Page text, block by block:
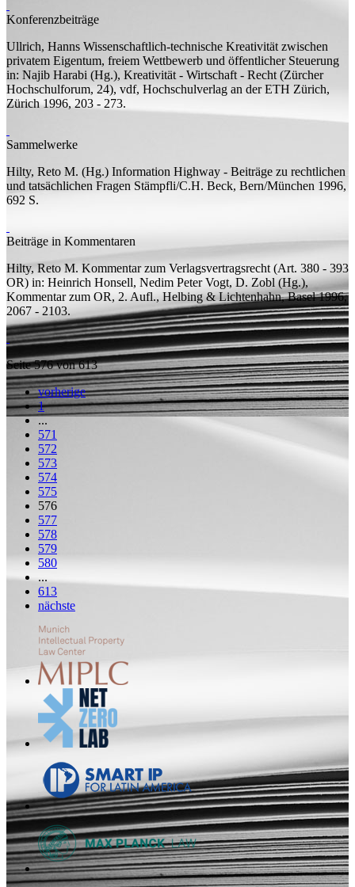
Konferenzbeiträge
Ullrich, Hanns Wissenschaftlich-technische Kreativität zwischen
privatem Eigentum, freiem Wettbewerb und öffentlicher Steuerung
in: Najib Harabi (Hg.), Kreativität - Wirtschaft - Recht (Zürcher
Hochschulforum, 24), vdf, Hochschulverlag an der ETH Zürich,
Zürich 1996, 203 - 273.
Sammelwerke
Hilty, Reto M. (Hg.) Information Highway - Beiträge zu rechtlichen
und tatsächlichen Fragen Stämpfli/C.H. Beck, Bern/München 1996,
692 S.
Beiträge in Kommentaren
Hilty, Reto M. Kommentar zum Verlagsvertragsrecht (Art. 380 - 393
OR) in: Heinrich Honsell, Nedim Peter Vogt, D. Zobl (Hg.),
Kommentar zum OR, 2. Aufl., Helbing & Lichtenhahn, Basel 1996,
2067 - 2103.
Seite 576 von 613
vorherige
1
...
571
572
573
574
575
576
577
578
579
580
...
613
nächste